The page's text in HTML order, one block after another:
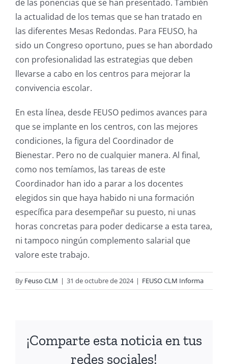
de las ponencias que se han presentado. También
la actualidad de los temas que se han tratado en
las diferentes Mesas Redondas. Para FEUSO, ha
sido un Congreso oportuno, pues se han abordado
con profesionalidad las estrategias que deben
llevarse a cabo en los centros para mejorar la
convivencia escolar.
En esta línea, desde FEUSO pedimos avances para
que se implante en los centros, con las mejores
condiciones, la figura del Coordinador de
Bienestar. Pero no de cualquier manera. Al final,
como nos temíamos, las tareas de este
Coordinador han ido a parar a los docentes
elegidos sin que haya habido ni una formación
específica para desempeñar su puesto, ni unas
horas concretas para poder dedicarse a esta tarea,
ni tampoco ningún complemento salarial que
valore este trabajo.
By Feuso CLM | 31 de octubre de 2024 | FEUSO CLM Informa
¡Comparte esta noticia en tus
redes sociales!